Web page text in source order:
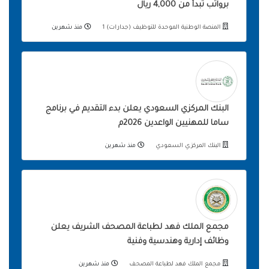
برواتب تبدأ من 4,000 ريال
المنصة الوطنية الموحدة للتوظيف (جدارات) 1 منذ شهرين
البنك المركزي السعودي يعلن بدء التقديم في برنامج
ساما للمهنيين الواعدين 2026م
البنك المركزي السعودي منذ شهرين
مجمع الملك فهد لطباعة المصحف الشريف يعلن
وظائف إدارية وهندسية وفنية
مجمع الملك فهد لطباعة المصحف منذ شهرين